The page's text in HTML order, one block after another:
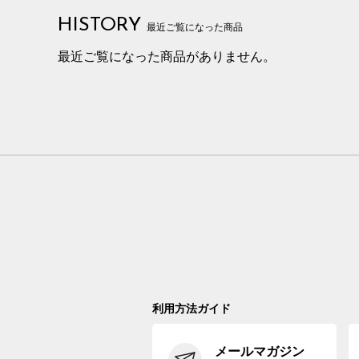
HISTORY 最近ご覧になった商品
最近ご覧になった商品がありません。
利用方法ガイド
メールマガジン